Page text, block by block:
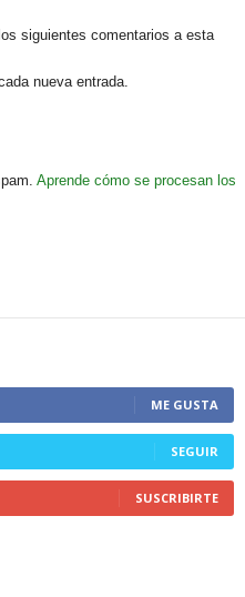
siguientes comentarios a esta
nueva entrada.
Aprende cómo se procesan los
ME GUSTA
SEGUIR
SUSCRIBIRTE